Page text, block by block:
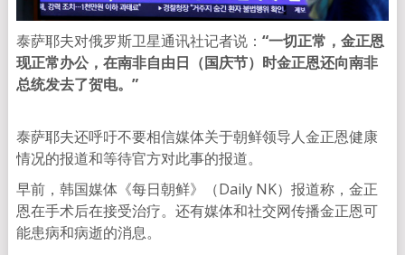
泰萨耶夫对俄罗斯卫星通讯社记者说： “一切正常，金正恩
现正常办公，在南非自由日（国庆节）时金正恩还向南非
总统发去了贺电。”
泰萨耶夫还呼吁不要相信媒体关于朝鲜领导人金正恩健康
情况的报道和等待官方对此事的报道。
早前，韩国媒体《每日朝鲜》（Daily NK）报道称，金正
恩在手术后在接受治疗。还有媒体和社交网传播金正恩可
能患病和病逝的消息。